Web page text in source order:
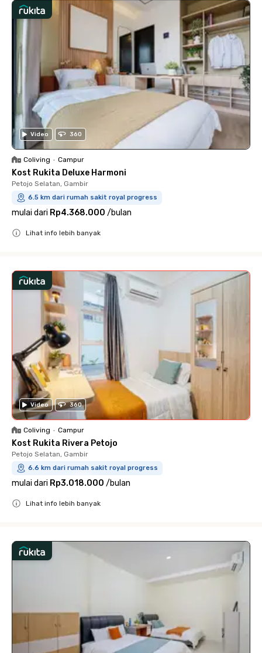
Video 360
Coliving • Campur
Kost Rukita Deluxe Harmoni
Petojo Selatan, Gambir
6.5 km dari rumah sakit royal progress
mulai dari Rp4.368.000 /bulan
Lihat info lebih banyak
Video 360
Coliving • Campur
Kost Rukita Rivera Petojo
Petojo Selatan, Gambir
6.6 km dari rumah sakit royal progress
mulai dari Rp3.018.000 /bulan
Lihat info lebih banyak